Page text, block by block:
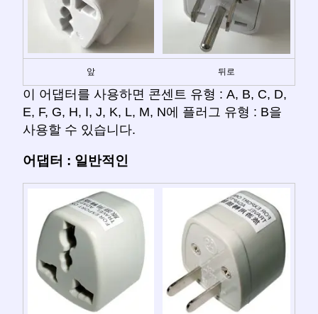
앞 뒤로
이 어댑터를 사용하면 콘센트 유형 : A, B, C, D,
E, F, G, H, I, J, K, L, M, N에 플러그 유형 : B을
사용할 수 있습니다.
어댑터 : 일반적인